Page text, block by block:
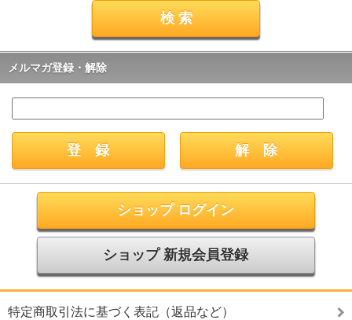
メルマガ登録・解除
ショップ ログイン
ショップ 新規会員登録
特定商取引法に基づく表記（返品など）